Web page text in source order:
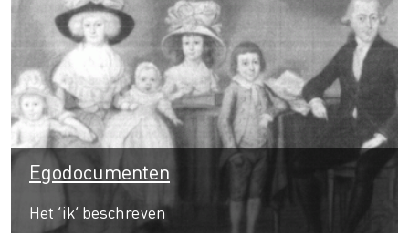
Egodocumenten
Het ‘ik’ beschreven